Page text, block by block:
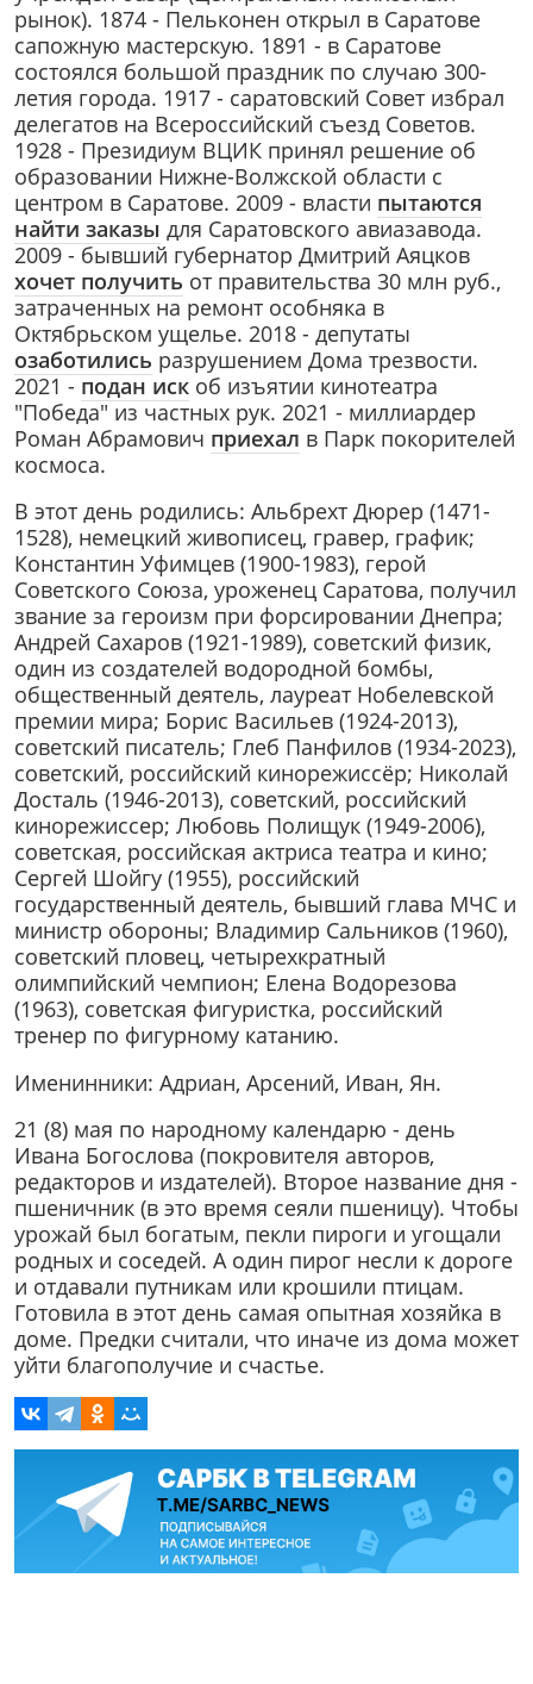
рынок). 1874 - Пельконен открыл в Саратове
сапожную мастерскую. 1891 - в Саратове
состоялся большой праздник по случаю 300-
летия города. 1917 - саратовский Совет избрал
делегатов на Всероссийский съезд Советов.
1928 - Президиум ВЦИК принял решение об
образовании Нижне-Волжской области с
центром в Саратове. 2009 - власти пытаются
найти заказы для Саратовского авиазавода.
2009 - бывший губернатор Дмитрий Аяцков
хочет получить от правительства 30 млн руб.,
затраченных на ремонт особняка в
Октябрьском ущелье. 2018 - депутаты
озаботились разрушением Дома трезвости.
2021 - подан иск об изъятии кинотеатра
"Победа" из частных рук. 2021 - миллиардер
Роман Абрамович приехал в Парк покорителей
космоса.
В этот день родились: Альбрехт Дюрер (1471-
1528), немецкий живописец, гравер, график;
Константин Уфимцев (1900-1983), герой
Советского Союза, уроженец Саратова, получил
звание за героизм при форсировании Днепра;
Андрей Сахаров (1921-1989), советский физик,
один из создателей водородной бомбы,
общественный деятель, лауреат Нобелевской
премии мира; Борис Васильев (1924-2013),
советский писатель; Глеб Панфилов (1934-2023),
советский, российский кинорежиссёр; Николай
Досталь (1946-2013), советский, российский
кинорежиссер; Любовь Полищук (1949-2006),
советская, российская актриса театра и кино;
Сергей Шойгу (1955), российский
государственный деятель, бывший глава МЧС и
министр обороны; Владимир Сальников (1960),
советский пловец, четырехкратный
олимпийский чемпион; Елена Водорезова
(1963), советская фигуристка, российский
тренер по фигурному катанию.
Именинники: Адриан, Арсений, Иван, Ян.
21 (8) мая по народному календарю - день
Ивана Богослова (покровителя авторов,
редакторов и издателей). Второе название дня -
пшеничник (в это время сеяли пшеницу). Чтобы
урожай был богатым, пекли пироги и угощали
родных и соседей. А один пирог несли к дороге
и отдавали путникам или крошили птицам.
Готовила в этот день самая опытная хозяйка в
доме. Предки считали, что иначе из дома может
уйти благополучие и счастье.